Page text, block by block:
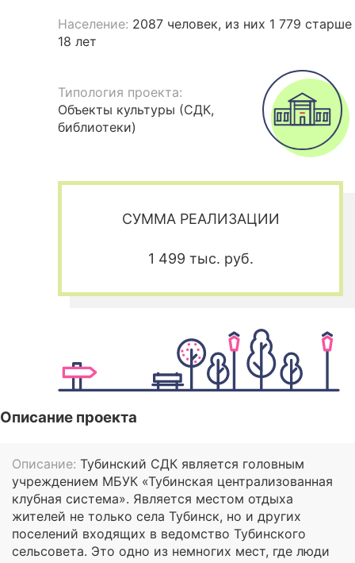
Население: 2087 человек, из них 1 779 старше
18 лет
Типология проекта:
Объекты культуры (СДК,
библиотеки)
СУММА РЕАЛИЗАЦИИ
1 499 тыс. руб.
Описание проекта
Описание: Тубинский СДК является головным
учреждением МБУК «Тубинская централизованная
клубная система». Является местом отдыха
жителей не только села Тубинск, но и других
поселений входящих в ведомство Тубинского
сельсовета. Это одно из немногих мест, где люди